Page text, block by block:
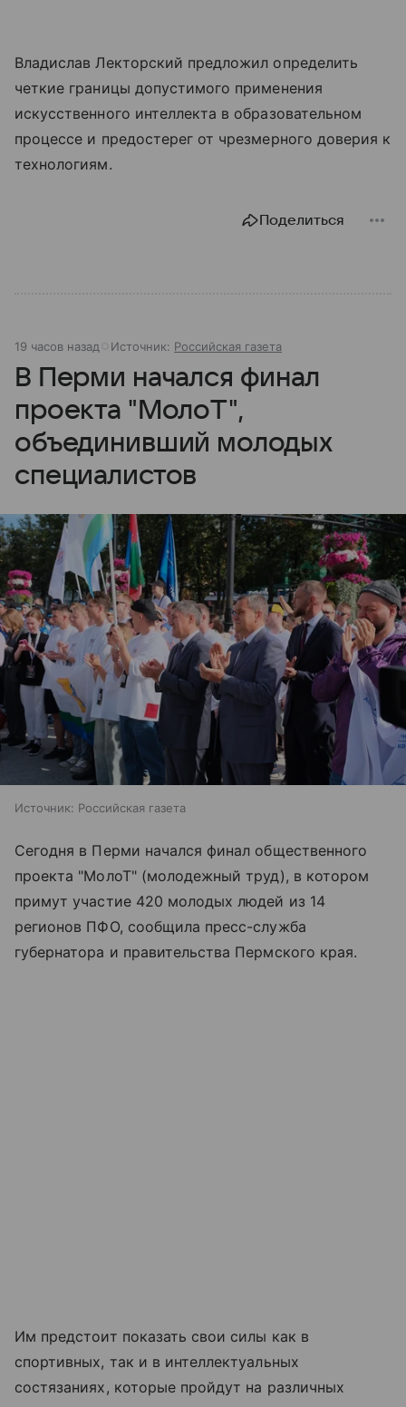
Владислав Лекторский предложил определить
четкие границы допустимого применения
искусственного интеллекта в образовательном
процессе и предостерег от чрезмерного доверия к
технологиям.
Поделиться
19 часов назад Источник: Российская газета
В Перми начался финал
проекта "МолоТ",
объединивший молодых
специалистов
Источник: Российская газета
Сегодня в Перми начался финал общественного
проекта "МолоТ" (молодежный труд), в котором
примут участие 420 молодых людей из 14
регионов ПФО, сообщила пресс-служба
губернатора и правительства Пермского края.
Им предстоит показать свои силы как в
спортивных, так и в интеллектуальных
состязаниях, которые пройдут на различных